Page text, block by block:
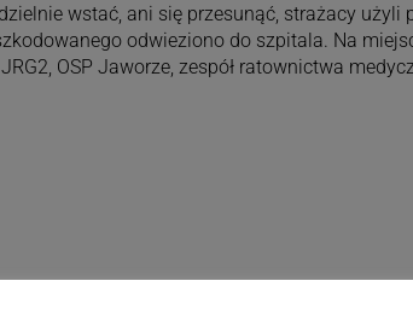
wstać, ani się przesunąć, strażacy użyli
odwieziono do szpitala. Na
OSP Jaworze, zespół ratownictwa